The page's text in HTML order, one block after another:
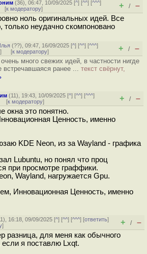
(36), 06:47, 10/09/2025 [^] [^^] [^^^]
[к модератору] + / –
ноль оригинальных идей. Все
только неудачно скомпоновано
(??), 09:47, 16/09/2025 [^] [^^] [^^^]
] [к модератору] + / –
много свежих идей, в частности нигде
встречавшаяся ранее ... текст свёрнут,
(11), 19:43, 10/09/2025 [^] [^^] [^^^]
[к модератору] + / –
окна это понятно.
Ценность, именно
KDE Neon, из за Wayland - графика
Lubuntu, но понял что проц
при просмотре граффики.
Wayland, нагружается Gpu.
Инновационная Ценность, именно
), 16:18, 09/09/2025 [^] [^^] [^^^] [ответить]
] + / –
разница, для меня как обычного
если я поставлю Lxqt.